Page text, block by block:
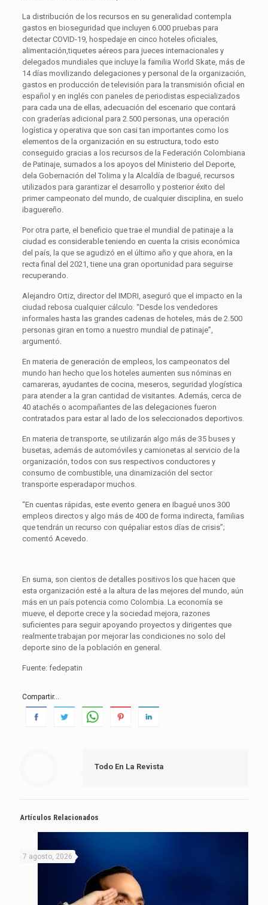
La distribución de los recursos en su generalidad contempla
gastos en bioseguridad que incluyen 6.000 pruebas para
detectar COVID-19, hospedaje en cinco hoteles oficiales,
alimentación,tiquetes aéreos para jueces internacionales y
delegados mundiales que incluye la familia World Skate, más de
14 días movilizando delegaciones y personal de la organización,
gastos en producción de televisión para la transmisión oficial en
español y en inglés con paneles de periodistas especializados
para cada una de ellas, adecuación del escenario que contará
con graderías adicional para 2.500 personas, una operación
logística y operativa que son casi tan importantes como los
elementos de la organización en su estructura, todo esto
conseguido gracias a los recursos de la Federación Colombiana
de Patinaje, sumados a los apoyos del Ministerio del Deporte,
dela Gobernación del Tolima y la Alcaldía de Ibagué, recursos
utilizados para garantizar el desarrollo y posterior éxito del
primer campeonato del mundo, de cualquier disciplina, en suelo
ibaguereño.
Por otra parte, el beneficio que trae el mundial de patinaje a la
ciudad es considerable teniendo en cuenta la crisis económica
del país, la que se agudizó en el último año y que ahora, en la
recta final del 2021, tiene una gran oportunidad para seguirse
recuperando.
Alejandro Ortiz, director del IMDRI, aseguró que el impacto en la
ciudad rebosa cualquier cálculo. “Desde los vendedores
informales hasta las grandes cadenas de hoteles, más de 2.500
personas giran en torno a nuestro mundial de patinaje”,
argumentó.
En materia de generación de empleos, los campeonatos del
mundo han hecho que los hoteles aumenten sus nóminas en
camareras, ayudantes de cocina, meseros, seguridad ylogística
para atender a la gran cantidad de visitantes. Además, cerca de
40 atachés o acompañantes de las delegaciones fueron
contratados para estar al lado de los seleccionados deportivos.
En materia de transporte, se utilizarán algo más de 35 buses y
busetas, además de automóviles y camionetas al servicio de la
organización, todos con sus respectivos conductores y
consumo de combustible, una dinamización del sector
transporte esperadapor muchos.
“En cuentas rápidas, este evento genera en Ibagué unos 300
empleos directos y algo más de 400 de forma indirecta, familias
que tendrán un recurso con quépaliar estos días de crisis”;
comentó Acevedo.
En suma, son cientos de detalles positivos los que hacen que
esta organización esté a la altura de las mejores del mundo, aún
más en un país potencia como Colombia. La economía se
mueve, el deporte crece y la sociedad mejora, razones
suficientes para seguir apoyando proyectos y dirigentes que
realmente trabajan por mejorar las condiciones no solo del
deporte sino de la población en general.
Fuente: fedepatin
Compartir...
Todo En La Revista
Artículos Relacionados
7 agosto, 2026